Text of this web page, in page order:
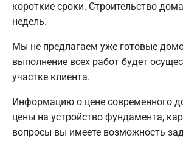
короткие сроки. Строительство
недель.
Мы не предлагаем уже готовые
выполнение всех работ будет
участке клиента.
Информацию о цене современного
цены на устройство фундамента,
вопросы вы имеете возможность